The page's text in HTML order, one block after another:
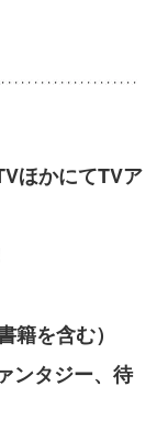
ほかにてTVア
籍を含む）
ンタジー、待